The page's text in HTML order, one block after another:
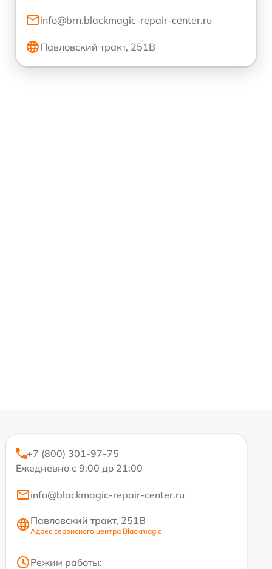
info@brn.blackmagic-repair-center.ru
Павловский тракт, 251В
+7 (800) 301-97-75
Ежедневно с 9:00 до 21:00
info@blackmagic-repair-center.ru
Павловский тракт, 251В
Адрес сервисного центра Blackmagic
Режим работы: